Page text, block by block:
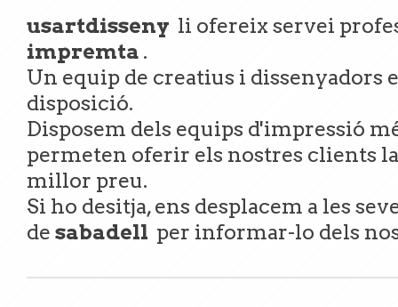
usartdisseny li ofereix servei
impremta .
Un equip de creatius i dissenyadors
disposició.
Disposem dels equips d'impressió
permeten oferir els nostres clients
millor preu.
Si ho desitja, ens desplacem a les
de sabadell per informar-lo dels